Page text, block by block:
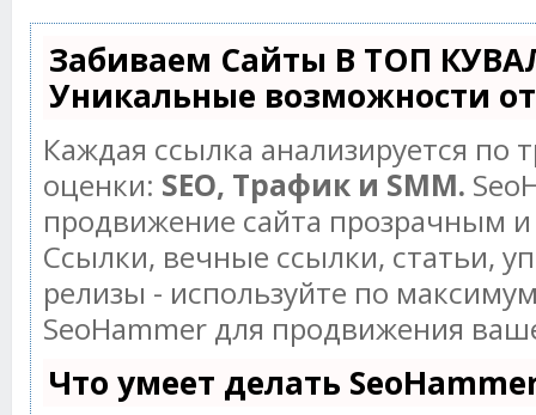
Забиваем Сайты В ТОП
Уникальные возможности
Каждая ссылка анализируется по
оценки: SEO, Трафик и SMM.
продвижение сайта прозрачным
Ссылки, вечные ссылки, статьи,
релизы - используйте по
SeoHammer для продвижения
Что умеет делать